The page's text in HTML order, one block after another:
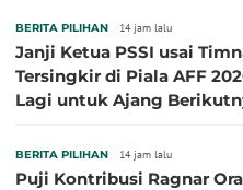
BERITA PILIHAN 14 jam lalu
Janji Ketua PSSI usai
Tersingkir di Piala AFF
Lagi untuk Ajang
BERITA PILIHAN 14 jam lalu
Puji Kontribusi Ragnar